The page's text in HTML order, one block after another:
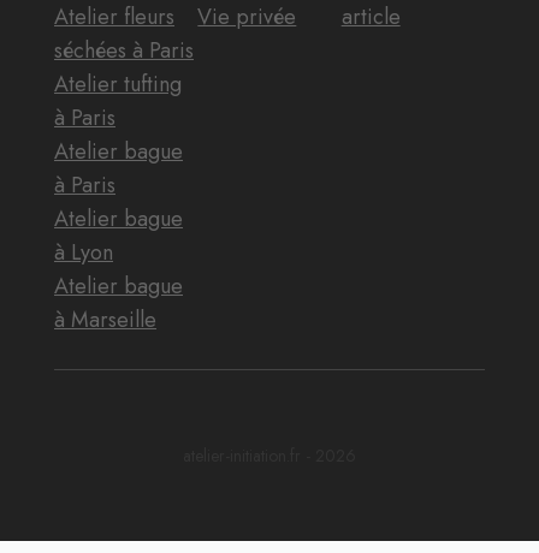
Atelier fleurs
séchées à Paris
Atelier tufting
à Paris
Atelier bague
à Paris
Atelier bague
à Lyon
Atelier bague
à Marseille
Vie privée
article